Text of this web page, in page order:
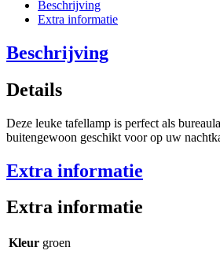
Beschrijving
Extra informatie
Beschrijving
Details
Deze leuke tafellamp is perfect als
buitengewoon geschikt voor op uw
Extra informatie
Extra informatie
Kleur groen